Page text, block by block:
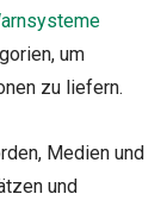
um
zu liefern.
Medien und
und